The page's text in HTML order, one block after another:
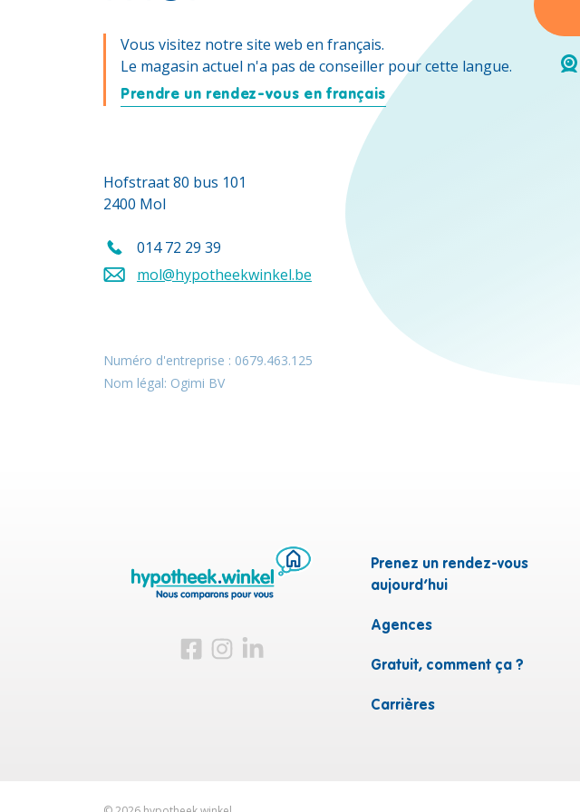
Vous visitez notre site web en français.
Le magasin actuel n'a pas de conseiller pour cette langue.
Prendre un rendez-vous en français
Hofstraat 80 bus 101
2400 Mol
Appelez-nous au
014 72 29 39
Envoyez un e-mail à
mol@hypotheekwinkel.be
Numéro d'entreprise : 0679.463.125
Nom légal: Ogimi BV
Visitez-nous sur Facebook
Visitez-nous sur Instagram
Visitez-nous sur LinkedIn
Prenez un rendez-vous
aujourd’hui
Agences
Gratuit, comment ça ?
Carrières